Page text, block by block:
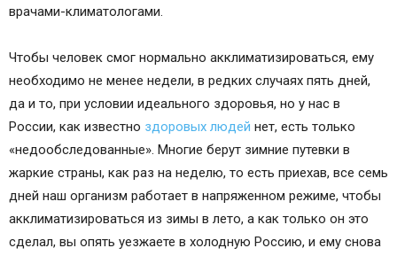
врачами-климатологами.
Чтобы человек смог нормально акклиматизироваться, ему
необходимо не менее недели, в редких случаях пять дней,
да и то, при условии идеального здоровья, но у нас в
России, как известно здоровых людей нет, есть только
«недообследованные». Многие берут зимние путевки в
жаркие страны, как раз на неделю, то есть приехав, все семь
дней наш организм работает в напряженном режиме, чтобы
акклиматизироваться из зимы в лето, а как только он это
сделал, вы опять уезжаете в холодную Россию, и ему снова